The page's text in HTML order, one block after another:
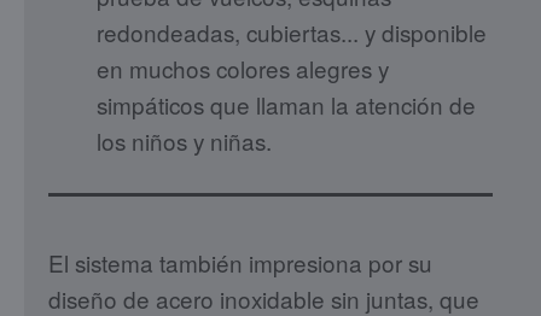
redondeadas, cubiertas... y disponible
en muchos colores alegres y
simpáticos que llaman la atención de
los niños y niñas.
El sistema también impresiona por su
diseño de acero inoxidable sin juntas, que